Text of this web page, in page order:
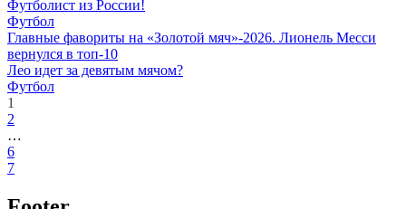
Футболист из России!
Футбол
Главные фавориты на «Золотой мяч»-2026. Лионель Месси
вернулся в топ-10
Лео идет за девятым мячом?
Футбол
1
2
…
6
7